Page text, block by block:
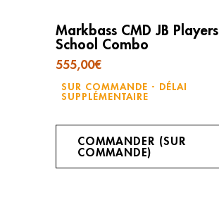
Markbass CMD JB Players
School Combo
555,00€
SUR COMMANDE - DÉLAI
SUPPLÉMENTAIRE
COMMANDER (SUR
COMMANDE)